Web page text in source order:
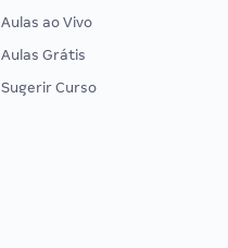
Aulas ao Vivo
Aulas Grátis
Sugerir Curso